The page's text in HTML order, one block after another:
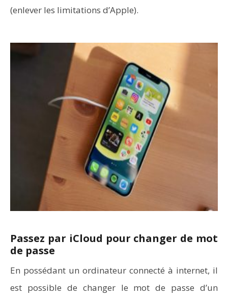
(enlever les limitations d’Apple).
Passez par iCloud pour changer de mot
de passe
En possédant un ordinateur connecté à internet, il
est possible de changer le mot de passe d’un